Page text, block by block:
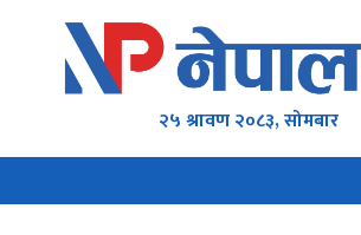
२५ श्रावण २०८३, सोमबार